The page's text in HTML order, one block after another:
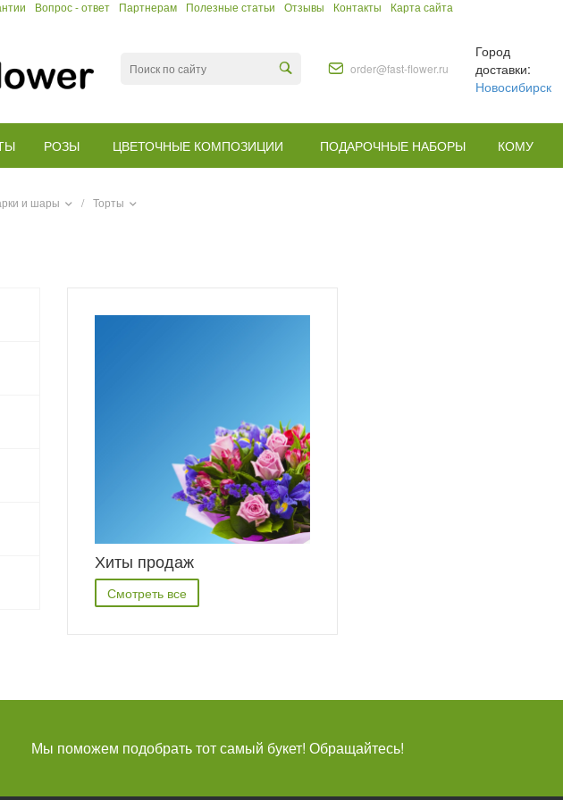
Вопрос - ответ Партнерам Полезные статьи Отзывы Контакты Карта сайта
order@fast-flower.ru
Город
доставки:
Новосибирск
РОЗЫ ЦВЕТОЧНЫЕ КОМПОЗИЦИИ ПОДАРОЧНЫЕ НАБОРЫ КОМУ
и шары / Торты
Хиты продаж
Смотреть все
Мы поможем подобрать тот самый букет! Обращайтесь!